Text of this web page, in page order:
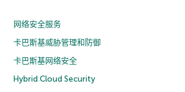
网络安全服务
卡巴斯基威胁管理和防御
卡巴斯基网络安全
Hybrid Cloud Security